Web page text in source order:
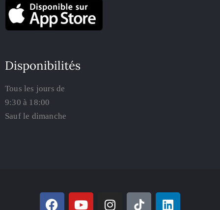
Disponibilités
Tous les jours de
9:30 à 18:00
Sauf le dimanche